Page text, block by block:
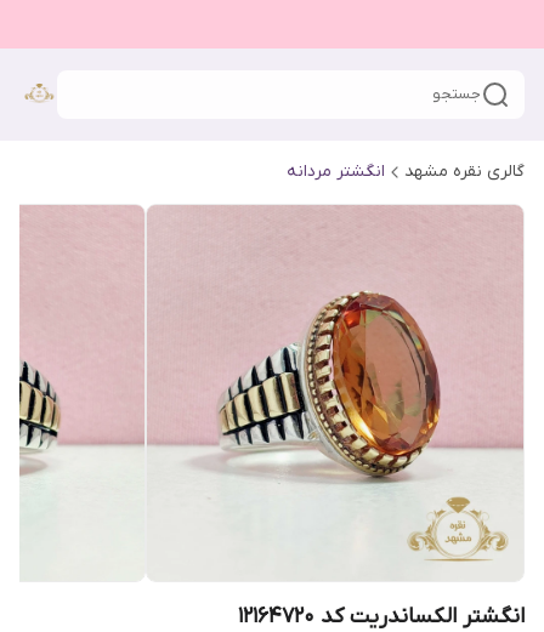
جستجو
گالری نقره مشهد انگشتر مردانه
انگشتر الکساندریت کد 12164720